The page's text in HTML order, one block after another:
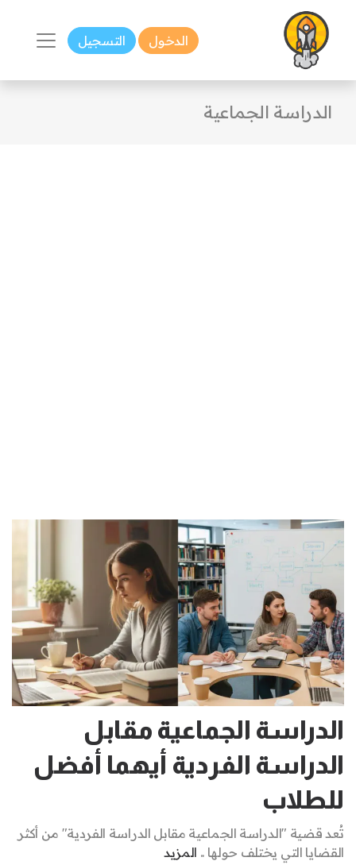
الدخول التسجيل
الدراسة الجماعية
الدراسة الجماعية مقابل
الدراسة الفردية أيهما أفضل
للطلاب
تُعد قضية "الدراسة الجماعية مقابل الدراسة الفردية" من أكثر
القضايا التي يختلف حولها .. المزيد